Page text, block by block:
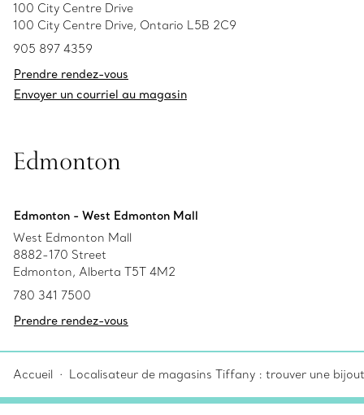
100 City Centre Drive
100 City Centre Drive, Ontario L5B 2C9
905 897 4359
Prendre rendez-vous
Envoyer un courriel au magasin
Edmonton
Edmonton - West Edmonton Mall
West Edmonton Mall
8882-170 Street
Edmonton, Alberta T5T 4M2
780 341 7500
Prendre rendez-vous
Accueil Localisateur de magasins Tiffany : trouver une